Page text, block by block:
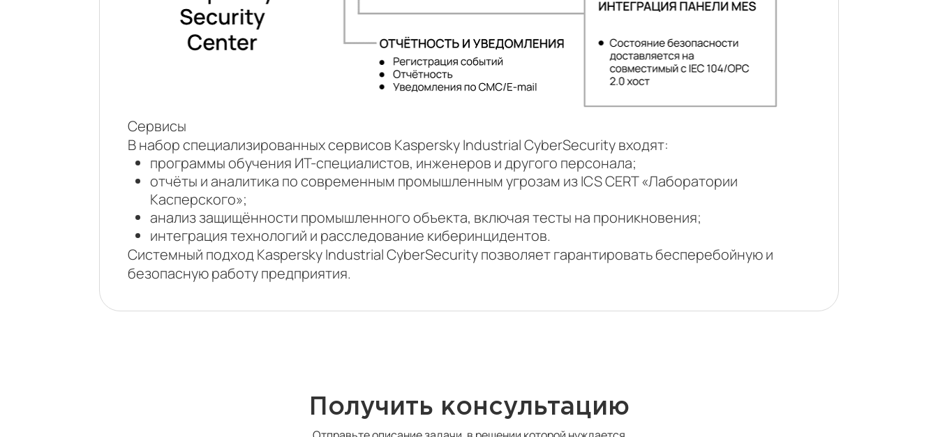
Сервисы
В набор специализированных сервисов Kaspersky Industrial CyberSecurity входят:
программы обучения ИТ-специалистов, инженеров и другого персонала;
отчёты и аналитика по современным промышленным угрозам из ICS CERT «Лаборатории
Касперского»;
анализ защищённости промышленного объекта, включая тесты на проникновения;
интеграция технологий и расследование киберинцидентов.
Системный подход Kaspersky Industrial CyberSecurity позволяет гарантировать бесперебойную и
безопасную работу предприятия.
Получить консультацию